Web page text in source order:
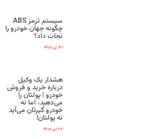
سیستم ترمز ABS
چگونه جهان خودرو را
نجات داد؟
۳۱ تیر ۱۴۰۵
هشدار یک وکیل
درباره خرید و فروش
خودرو | پولتان را
می‌دهید، اما نه
خودرو گیرتان می‌آید
نه پولتان!
۲۷ تیر ۱۴۰۵